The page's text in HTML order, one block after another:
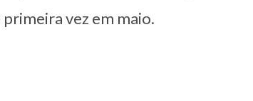
vez em maio.